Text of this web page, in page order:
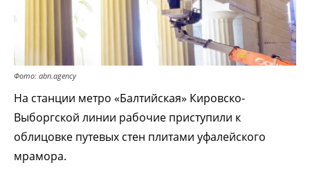
Фото: abn.agency
На станции метро «Балтийская» Кировско-
Выборгской линии рабочие приступили к
облицовке путевых стен плитами уфалейского
мрамора.